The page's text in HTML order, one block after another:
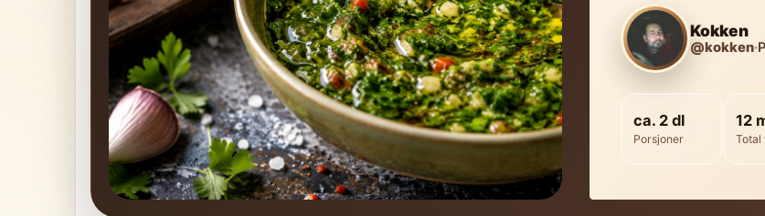
Kokken
@kokken·
ca. 2 dl
Porsjoner
12
Total